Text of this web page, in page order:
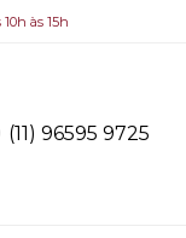
às 15h
(11) 96595 9725